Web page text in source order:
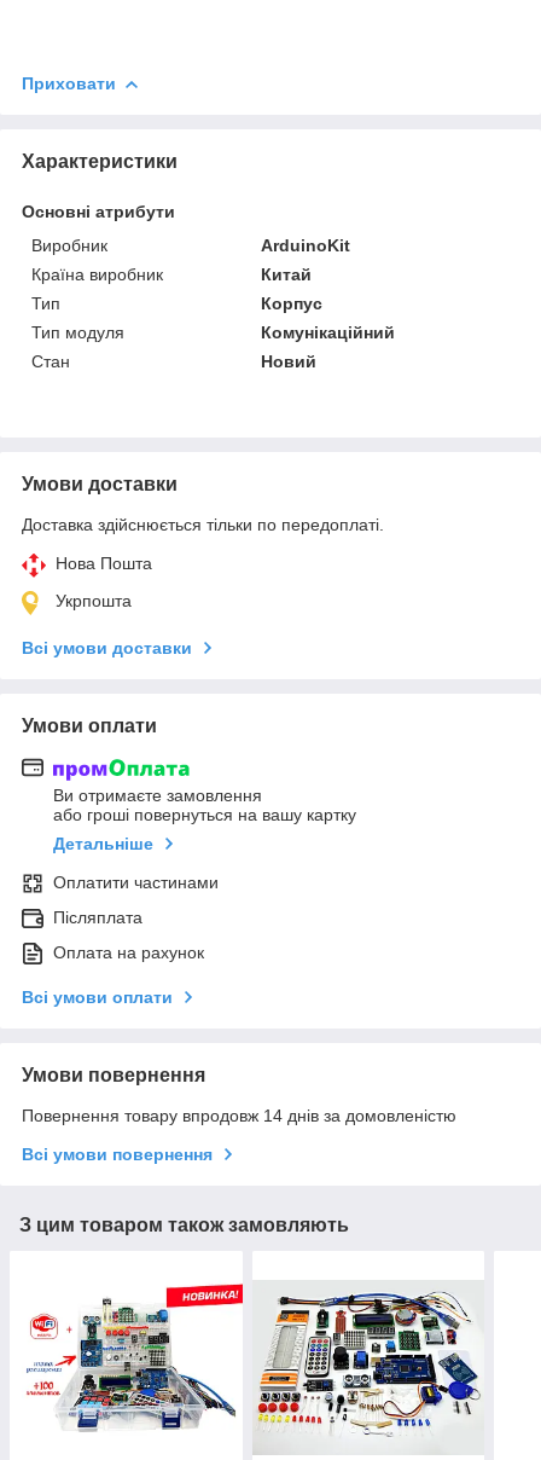
Приховати
Характеристики
Основні атрибути
Виробник
ArduinoKit
Країна виробник
Китай
Тип
Корпус
Тип модуля
Комунікаційний
Стан
Новий
Умови доставки
Доставка здійснюється тільки по передоплаті.
Нова Пошта
Укрпошта
Всі умови доставки
Умови оплати
Ви отримаєте замовлення
або гроші повернуться на вашу картку
Детальніше
Оплатити частинами
Післяплата
Оплата на рахунок
Всі умови оплати
Умови повернення
Повернення товару впродовж 14 днів за домовленістю
Всі умови повернення
З цим товаром також замовляють